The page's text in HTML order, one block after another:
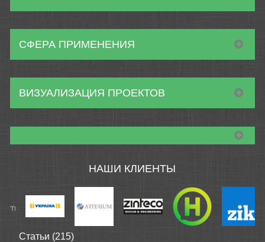
СФЕРА ПРИМЕНЕНИЯ
ВИЗУАЛИЗАЦИЯ ПРОЕКТОВ
НАШИ КЛИЕНТЫ
Статьи (215)